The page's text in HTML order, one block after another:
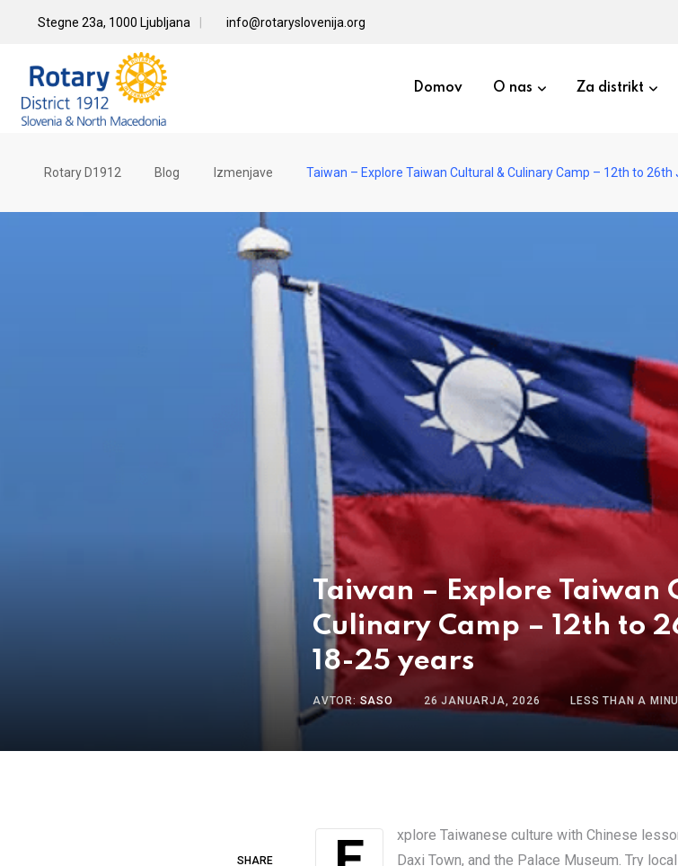
content
Stegne 23a, 1000 Ljubljana info@rotaryslovenija.org
Domov O nas Za distrikt
Rotary D1912 Blog Izmenjave Taiwan – Explore Taiwan Cultural & Culinary Camp – 12th to 26th
Taiwan – Explore Taiwan
Culinary Camp – 12th to
18-25 years
AVTOR: SASO 26 JANUARJA, 2026 LESS THAN A
SHARE
Daxi Town, and the Palace Museum. Try